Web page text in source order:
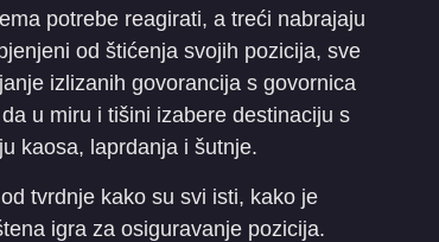
potrebe reagirati, a treći nabrajaju
od štićenja svojih pozicija, sve
izlizanih govorancija s govornica
u miru i tišini izabere destinaciju s
kaosa, laprdanja i šutnje.
tvrdnje kako su svi isti, kako je
igra za osiguravanje pozicija.